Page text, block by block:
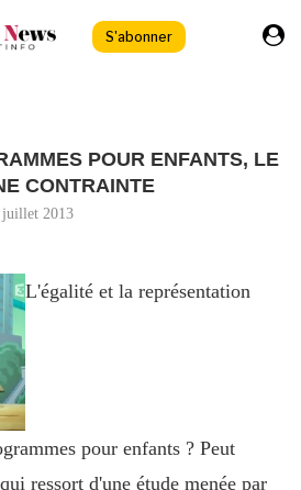
S'abonner
POUR ENFANTS, LE
CONTRAINTE
juillet 2013
L'égalité et la représentation
pour enfants ? Peut
ressort d'une étude menée par